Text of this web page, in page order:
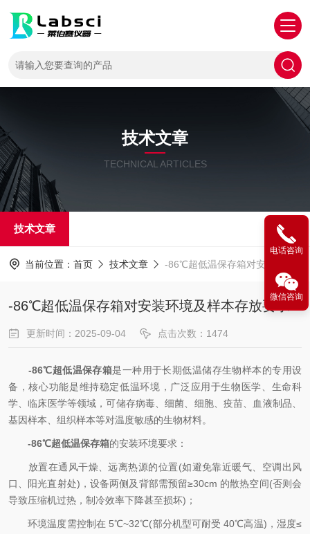
技术文章
TECHNICAL ARTICLES
技术文章
当前位置： 首页 技术文章 -86℃超低温保存箱对安装环境及样本存放要求
-86℃超低温保存箱对安装环境及样本存放要求
更新时间：2025-09-04 点击次数：1474
-86℃超低温保存箱是一种用于长期低温储存生物样本的专用设
备，核心功能是维持稳定低温环境，广泛应用于生物医学、生命科
学、临床医学等领域，可储存病毒、细菌、细胞、疫苗、血液制品、
基因样本、组织样本等对温度敏感的生物材料。
-86℃超低温保存箱的安装环境要求：
放置在通风干燥、远离热源的位置(如避免靠近暖气、空调出风
口、阳光直射处)，设备两侧及背部需预留≥30cm 的散热空间(否则会
导致压缩机过热，制冷效率下降甚至损坏)；
环境温度需控制在 5℃~32℃(部分机型可耐受 40℃高温)，湿度≤
电话咨询
微信咨询